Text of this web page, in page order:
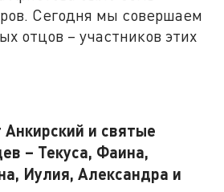
Сегодня мы совершаем
отцов – участников этих
и святые
– Текуса, Фаина,
Иулия, Александра и